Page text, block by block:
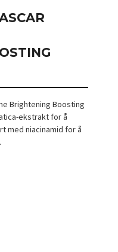
Brightening Boosting
ekstrakt for å
med niacinamid for å